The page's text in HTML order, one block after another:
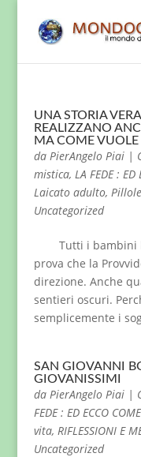
UNA STORIA
REALIZZANO
MA COME
da PierAngelo Piai|
mistica, LA FEDE : ED
Laicato adulto,
Uncategorized
Tutti i bambini
prova che la
direzione. Anche
sentieri oscuri.
semplicemente i
SAN GIOVANNI
GIOVANISSIMI
da PierAngelo Piai|
FEDE : ED ECCO
vita, RIFLESSIONI E
Uncategorized